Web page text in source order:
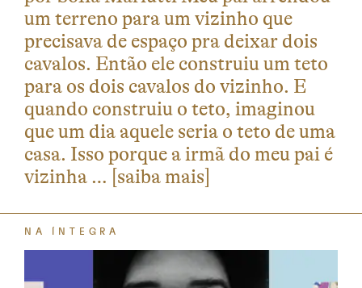
um terreno para um vizinho que
precisava de espaço pra deixar dois
cavalos. Então ele construiu um teto
para os dois cavalos do vizinho. E
quando construiu o teto, imaginou
que um dia aquele seria o teto de uma
casa. Isso porque a irmã do meu pai é
vizinha … [saiba mais]
NA ÍNTEGRA